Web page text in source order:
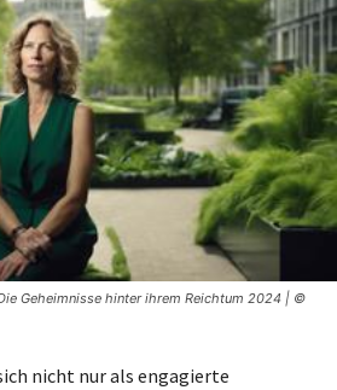
Geheimnisse hinter ihrem Reichtum 2024 | ©
nicht nur als engagierte